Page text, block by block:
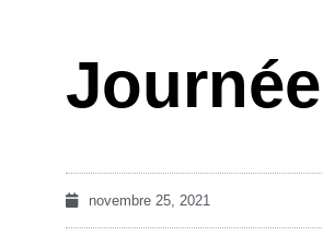
novembre 25, 2021